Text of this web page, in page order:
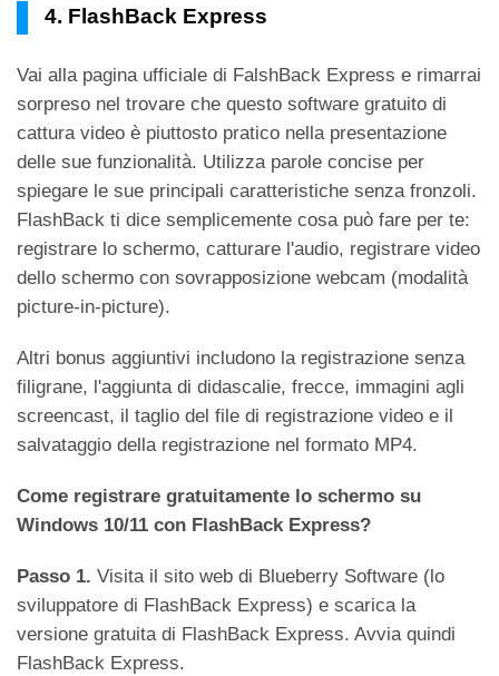
4. FlashBack Express
Vai alla pagina ufficiale di FalshBack Express e rimarrai
sorpreso nel trovare che questo software gratuito di
cattura video è piuttosto pratico nella presentazione
delle sue funzionalità. Utilizza parole concise per
spiegare le sue principali caratteristiche senza fronzoli.
FlashBack ti dice semplicemente cosa può fare per te:
registrare lo schermo, catturare l'audio, registrare video
dello schermo con sovrapposizione webcam (modalità
picture-in-picture).
Altri bonus aggiuntivi includono la registrazione senza
filigrane, l'aggiunta di didascalie, frecce, immagini agli
screencast, il taglio del file di registrazione video e il
salvataggio della registrazione nel formato MP4.
Come registrare gratuitamente lo schermo su
Windows 10/11 con FlashBack Express?
Passo 1. Visita il sito web di Blueberry Software (lo
sviluppatore di FlashBack Express) e scarica la
versione gratuita di FlashBack Express. Avvia quindi
FlashBack Express.